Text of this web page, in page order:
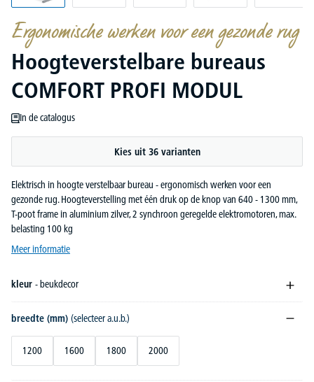
Ergonomische werken voor een gezonde rug
Hoogteverstelbare bureaus
COMFORT PROFI MODUL
In de catalogus
Kies uit 36 varianten
Elektrisch in hoogte verstelbaar bureau - ergonomisch werken voor een
gezonde rug. Hoogteverstelling met één druk op de knop van 640 - 1300 mm,
T-poot frame in aluminium zilver, 2 synchroon geregelde elektromotoren, max.
belasting 100 kg
Meer informatie
kleur - beukdecor
breedte (mm) (selecteer a.u.b.)
1200 1600 1800 2000